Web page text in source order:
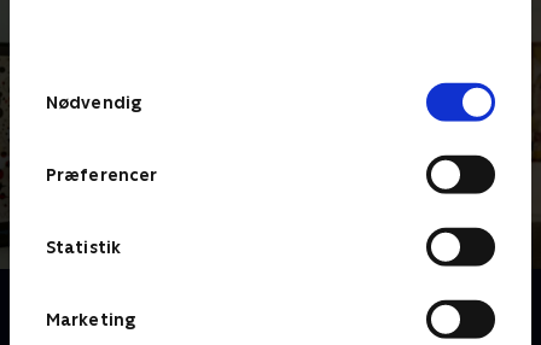
Nødvendig
Præferencer
Statistik
Marketing
Kendte danskere flytter tilbage til barndommen - til